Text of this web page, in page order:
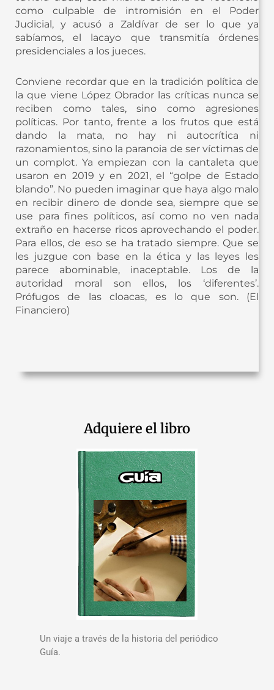
como culpable de intromisión en el Poder
Judicial, y acusó a Zaldívar de ser lo que ya
sabíamos, el lacayo que transmitía órdenes
presidenciales a los jueces.
Conviene recordar que en la tradición política de
la que viene López Obrador las críticas nunca se
reciben como tales, sino como agresiones
políticas. Por tanto, frente a los frutos que está
dando la mata, no hay ni autocrítica ni
razonamientos, sino la paranoia de ser víctimas de
un complot. Ya empiezan con la cantaleta que
usaron en 2019 y en 2021, el “golpe de Estado
blando”. No pueden imaginar que haya algo malo
en recibir dinero de donde sea, siempre que se
use para fines políticos, así como no ven nada
extraño en hacerse ricos aprovechando el poder.
Para ellos, de eso se ha tratado siempre. Que se
les juzgue con base en la ética y las leyes les
parece abominable, inaceptable. Los de la
autoridad moral son ellos, los ‘diferentes’.
Prófugos de las cloacas, es lo que son. (El
Financiero)
Adquiere el libro
Un viaje a través de la historia del periódico
Guía.